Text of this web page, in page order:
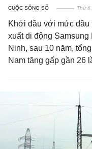
CUỘC SỐNG SỐ Thứ
Khởi đầu với mức đầu
xuất di động
Ninh, sau 10 năm,
Nam tăng gấp gần 26